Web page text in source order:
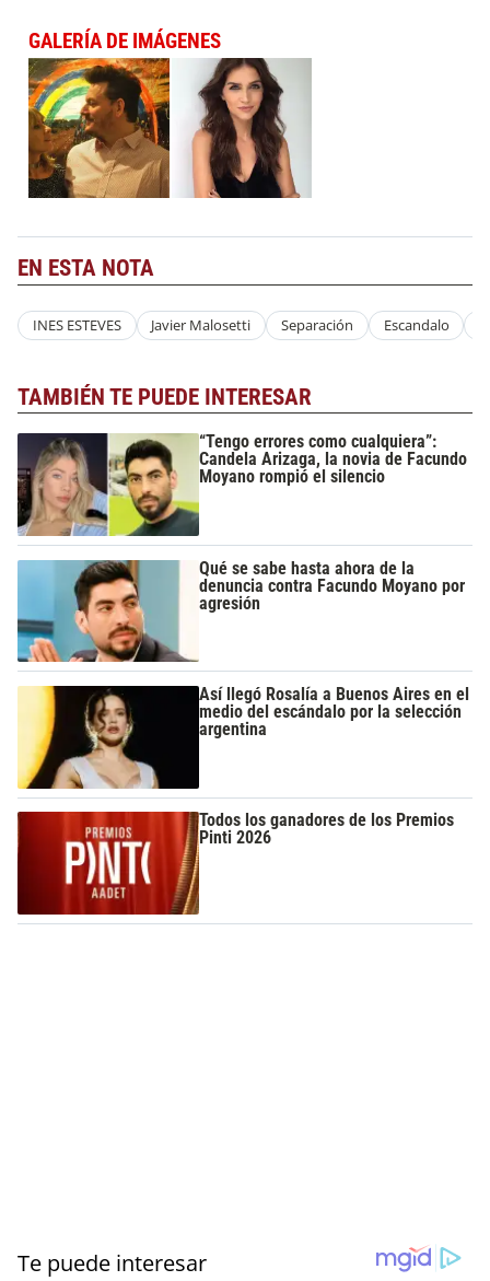
GALERÍA DE IMÁGENES
EN ESTA NOTA
INES ESTEVES Javier Malosetti Separación Escandalo
TAMBIÉN TE PUEDE INTERESAR
“Tengo errores como cualquiera”:
Candela Arizaga, la novia de Facundo
Moyano rompió el silencio
Qué se sabe hasta ahora de la
denuncia contra Facundo Moyano por
agresión
Así llegó Rosalía a Buenos Aires en el
medio del escándalo por la selección
argentina
Todos los ganadores de los Premios
Pinti 2026